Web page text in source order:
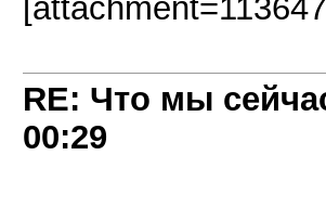
RE: Что мы
00:29